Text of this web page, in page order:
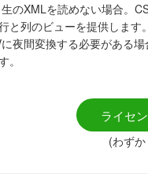
のXMLを読めない場合。
列のビューを提供します。
夜間変換する必要がある
ライセ
(わず